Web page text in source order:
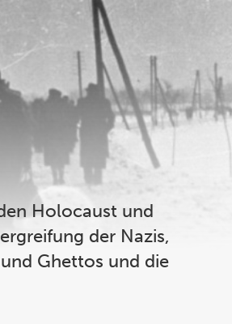
Holocaust und
der Nazis,
Ghettos und die